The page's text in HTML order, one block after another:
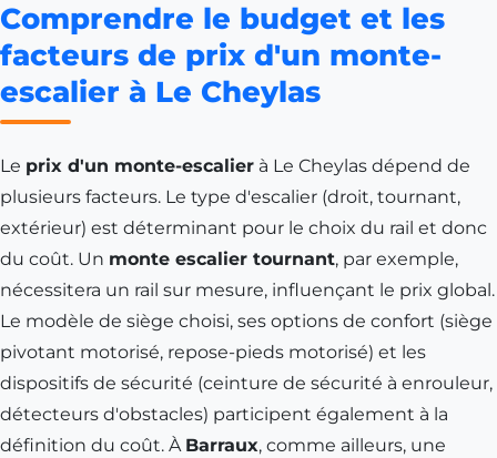
Comprendre le budget et les
facteurs de prix d'un monte-
escalier à Le Cheylas
Le prix d'un monte-escalier à Le Cheylas dépend de
plusieurs facteurs. Le type d'escalier (droit, tournant,
extérieur) est déterminant pour le choix du rail et donc
du coût. Un monte escalier tournant, par exemple,
nécessitera un rail sur mesure, influençant le prix global.
Le modèle de siège choisi, ses options de confort (siège
pivotant motorisé, repose-pieds motorisé) et les
dispositifs de sécurité (ceinture de sécurité à enrouleur,
détecteurs d'obstacles) participent également à la
définition du coût. À Barraux, comme ailleurs, une